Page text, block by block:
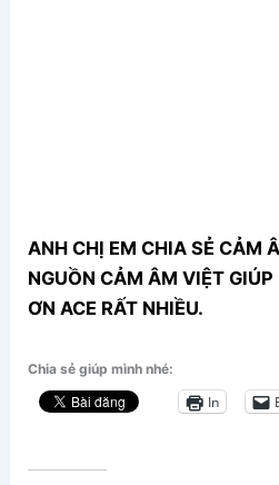
ANH CHỊ EM CHIA SẺ CẢM
NGUỒN CẢM ÂM VIỆT
ƠN ACE RẤT NHIỀU.
Chia sẻ giúp mình nhé:
In